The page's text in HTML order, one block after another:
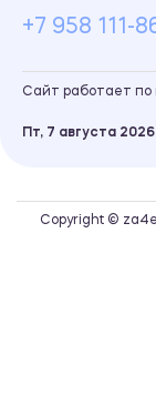
+7 958 111-
Сайт работает по
Пт, 7 августа 2026
Copyright ©